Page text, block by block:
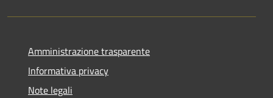
Amministrazione trasparente
Informativa privacy
Note legali